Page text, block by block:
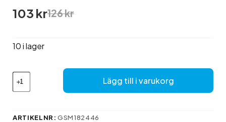
126kr
Det
ursprungliga
var:
103 krDet
nuvarande
är:
10 i lager
Carbon
Black
skal
iPhone
Lägg till i varukorg
ARTIKELNR:GSM182446